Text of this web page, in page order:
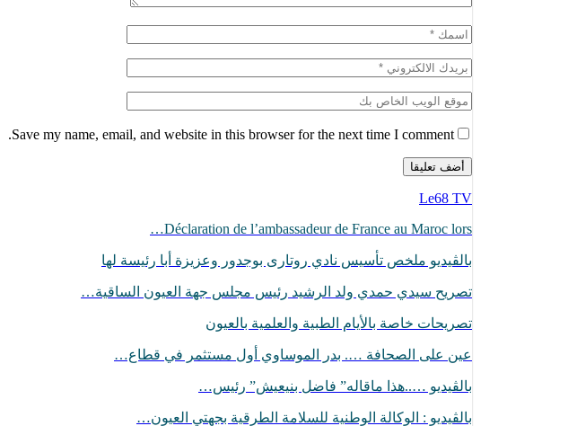
Save my name, email, and website in this browser for the next time I comment.
Le68 TV
Déclaration de l’ambassadeur de France au Maroc lors…
بالڨيديو ملخص تأسيس نادي روتارى بوجدور وعزيزة أبا رئيسة لها
تصريح سيدي حمدي ولد الرشيد رئيس مجلس جهة العيون الساقية…
تصريحات خاصة بالأيام الطبية والعلمية بالعيون
عين على الصحافة …. بدر الموساوي أول مستثمر في قطاع…
بالڤيديو …..هذا ماقاله” فاضل بنيعيش” رئيس…
بالڤيديو : الوكالة الوطنية للسلامة الطرقية بجهتي العيون…